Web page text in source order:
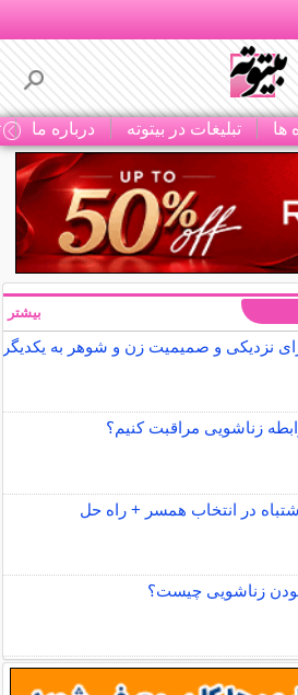
ها تبلیغات در بیتوته درباره ما
نزدیکی و صمیمیت زن و شوهر به یکدیگر
زناشویی مراقبت کنیم؟
زناشویی چیست؟
بیشتر